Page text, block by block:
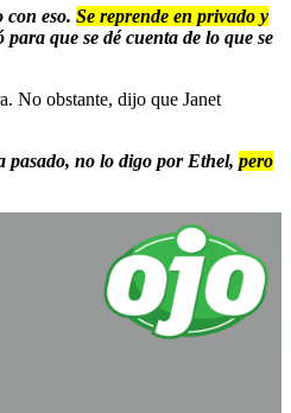
con eso. Se reprende en privado y
para que se dé cuenta de lo que se
No obstante, dijo que Janet
pasado, no lo digo por Ethel, pero